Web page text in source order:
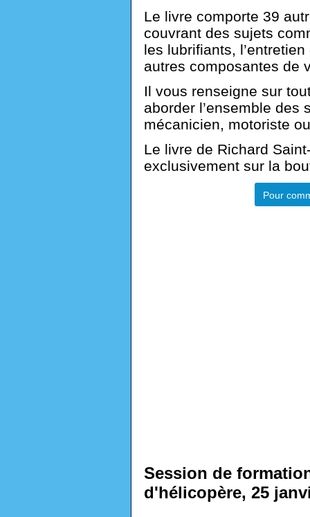
Le livre comporte 39
couvrant des sujets
les lubrifiants,
autres composantes de
Il vous renseigne sur
aborder l’ensemble des
mécanicien, motoriste
Le livre de Richard
exclusivement sur la
Pour
Session de
d'hélicopère, 25